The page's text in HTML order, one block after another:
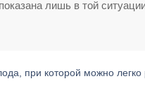
лишь в той
при которой можно легко